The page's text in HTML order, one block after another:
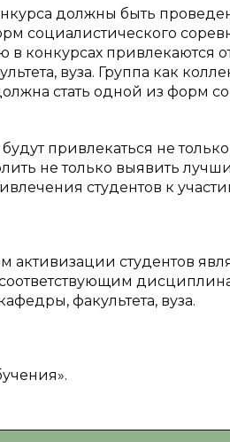
должны быть
социалистического
в конкурсах привлекаются
вуза. Группа как
стать одной из форм
привлекаться не
не только выявить
студентов к
студентов
факультета, вуза.